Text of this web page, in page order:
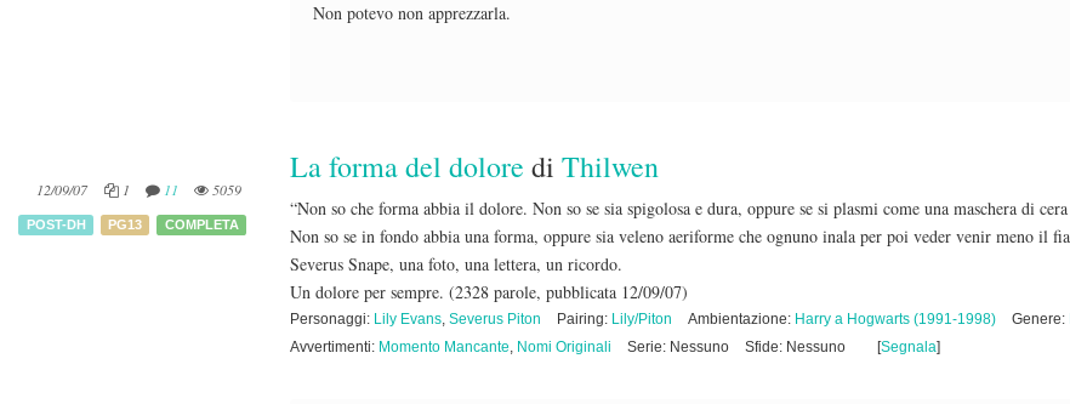
Non potevo non apprezzarla.
12/09/07 1 11 5059
POST-DH PG13 COMPLETA
La forma del dolore di Thilwen
“Non so che forma abbia il dolore. Non so se sia spigolosa e dura, oppure se si plasmi come una maschera di
Non so se in fondo abbia una forma, oppure sia veleno aeriforme che ognuno inala per poi veder venir meno il
Severus Snape, una foto, una lettera, un ricordo.
Un dolore per sempre. (2328 parole, pubblicata 12/09/07)
Personaggi: Lily Evans, Severus Piton Pairing: Lily/Piton Ambientazione: Harry a Hogwarts (1991-1998) Genere:
Avvertimenti: Momento Mancante, Nomi Originali Serie: Nessuno Sfide: Nessuno [Segnala]